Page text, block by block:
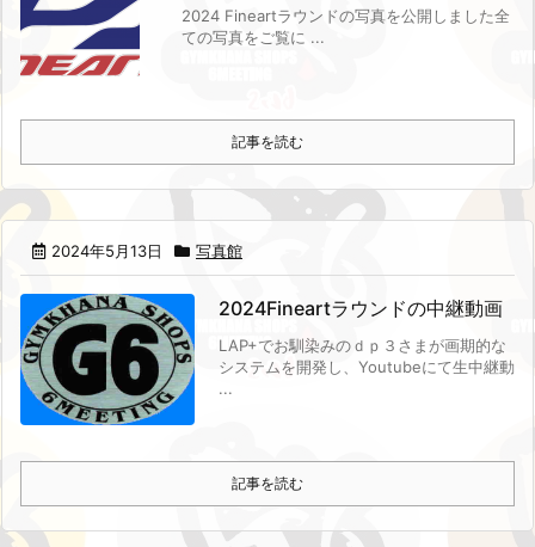
2024 Fineartラウンドの写真を公開しました全
ての写真をご覧に ...
記事を読む
2024年5月13日 写真館
2024Fineartラウンドの中継動画
LAP+でお馴染みのｄｐ３さまが画期的な
システムを開発し、Youtubeにて生中継動
...
記事を読む